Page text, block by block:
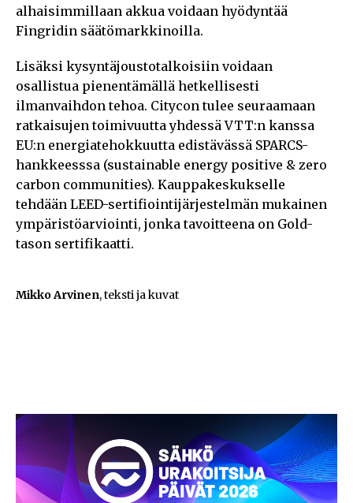
alhaisimmillaan akkua voidaan hyödyntää
Fingridin säätömarkkinoilla.
Lisäksi kysyntäjoustotalkoisiin voidaan
osallistua pienentämällä hetkellisesti
ilmanvaihdon tehoa. Citycon tulee seuraamaan
ratkaisujen toimivuutta yhdessä VTT:n kanssa
EU:n energiatehokkuutta edistävässä SPARCS-
hankkeesssa (sustainable energy positive & zero
carbon communities). Kauppakeskukselle
tehdään LEED-sertifiointijärjestelmän mukainen
ympäristöarviointi, jonka tavoitteena on Gold-
tason sertifikaatti.
Mikko Arvinen, teksti ja kuvat